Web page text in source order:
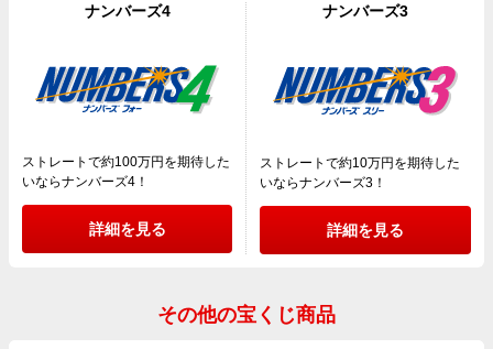
ナンバーズ4
ストレートで約100万円を期待した
いならナンバーズ4！
詳細を見る
ナンバーズ3
ストレートで約10万円を期待した
いならナンバーズ3！
詳細を見る
その他の宝くじ商品